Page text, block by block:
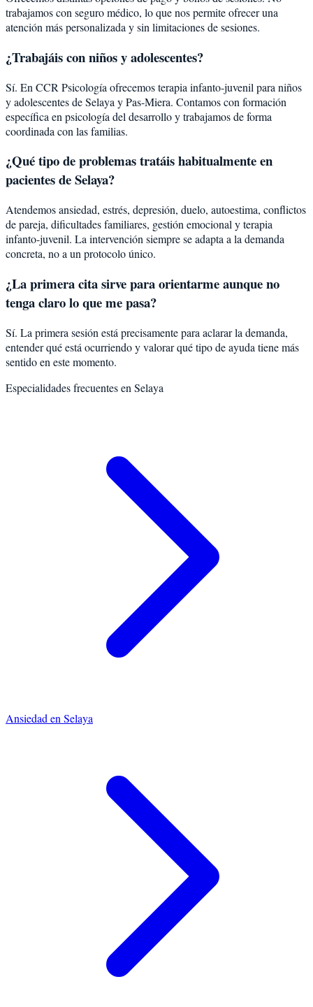
trabajamos con seguro médico, lo que nos permite ofrecer una
atención más personalizada y sin limitaciones de sesiones.
¿Trabajáis con niños y adolescentes?
Sí. En CCR Psicología ofrecemos terapia infanto-juvenil para niños
y adolescentes de Selaya y Pas-Miera. Contamos con formación
específica en psicología del desarrollo y trabajamos de forma
coordinada con las familias.
¿Qué tipo de problemas tratáis habitualmente en
pacientes de Selaya?
Atendemos ansiedad, estrés, depresión, duelo, autoestima, conflictos
de pareja, dificultades familiares, gestión emocional y terapia
infanto-juvenil. La intervención siempre se adapta a la demanda
concreta, no a un protocolo único.
¿La primera cita sirve para orientarme aunque no
tenga claro lo que me pasa?
Sí. La primera sesión está precisamente para aclarar la demanda,
entender qué está ocurriendo y valorar qué tipo de ayuda tiene más
sentido en este momento.
Especialidades frecuentes en Selaya
Ansiedad en Selaya